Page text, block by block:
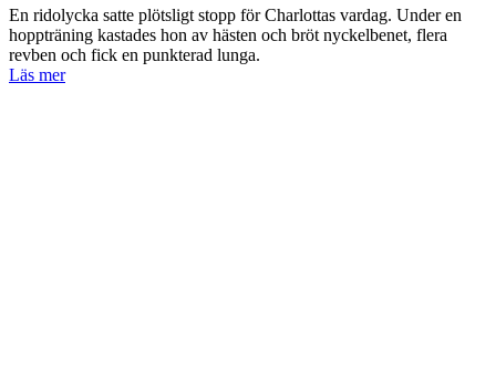
En ridolycka satte plötsligt stopp för Charlottas vardag. Under en
hoppträning kastades hon av hästen och bröt nyckelbenet, flera
revben och fick en punkterad lunga.
Läs mer